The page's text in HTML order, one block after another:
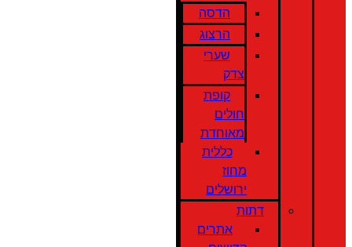
הדסה
הרצוג
שערי
צדק
קופת
חולים
מאוחדת
כללית
מחוז
ירושלים
דתות
אתרים